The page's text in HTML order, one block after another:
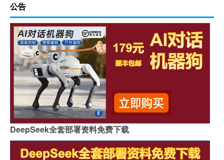
公告
DeepSeek全套部署资料免费下载